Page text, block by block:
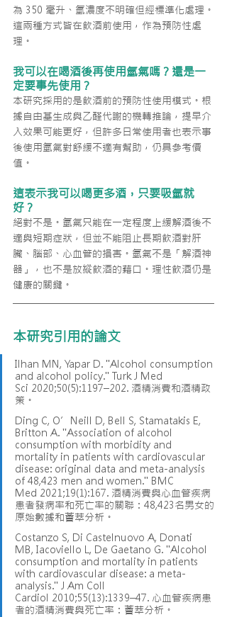
為 350 毫升、氫濃度不明確但經標準化處理。
這兩種方式皆在飲酒前使用，作為預防性處
理。
我可以在喝酒後再使用氫氣嗎？還是一
定要事先使用？
本研究採用的是飲酒前的預防性使用模式。根
據自由基生成與乙醛代謝的機轉推論，提早介
入效果可能更好，但許多日常使用者也表示事
後使用氫氣對舒緩不適有幫助，仍具參考價
值。
這表示我可以喝更多酒，只要吸氫就
好？
絕對不是。氫氣只能在一定程度上緩解酒後不
適與短期症狀，但並不能阻止長期飲酒對肝
臟、腦部、心血管的損害。氫氣不是「解酒神
器」，也不是放縱飲酒的藉口。理性飲酒仍是
健康的關鍵。
本研究引用的論文
Ilhan MN, Yapar D. "Alcohol consumption
and alcohol policy." Turk J Med
Sci 2020;50(5):1197–202. 酒精消費和酒精政
策。
Ding C, O’Neill D, Bell S, Stamatakis E,
Britton A. "Association of alcohol
consumption with morbidity and
mortality in patients with cardiovascular
disease: original data and meta-analysis
of 48,423 men and women." BMC
Med 2021;19(1):167. 酒精消費與心血管疾病
患者發病率和死亡率的關聯：48,423名男女的
原始數據和薈萃分析。
Costanzo S, Di Castelnuovo A, Donati
MB, Iacoviello L, De Gaetano G. "Alcohol
consumption and mortality in patients
with cardiovascular disease: a meta-
analysis." J Am Coll
Cardiol 2010;55(13):1339–47. 心血管疾病患
者的酒精消費與死亡率：薈萃分析。